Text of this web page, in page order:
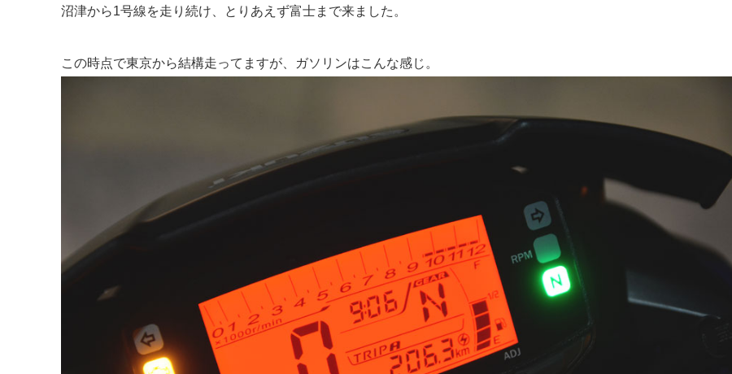
沼津から1号線を走り続け、とりあえず富士まで来ました。
この時点で東京から結構走ってますが、ガソリンはこんな感じ。